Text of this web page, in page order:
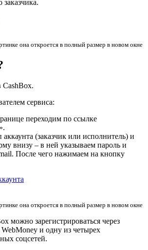
заказчика.
она откроется в полный размер в новом окне
CashBox.
сервиса:
переходим по ссылке
(заказчик или исполнитель) и
внизу – в ней указываем пароль и
После чего нажимаем на кнопку
она откроется в полный размер в новом окне
можно зарегистрироваться через
WebMoney и одну из четырех
соцсетей.